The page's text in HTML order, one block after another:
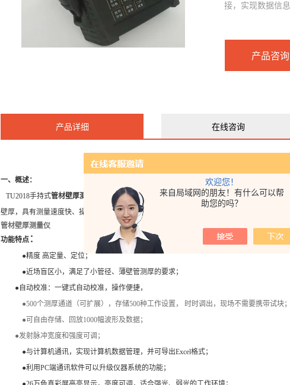
欢迎您！
来自局域网的朋友！有什么可以帮
助您的吗？
接，实现数据信
产品咨询
产品详细 在线咨询
一、概述：
TU2018手持式管材壁厚测量仪
是我公司依据超声测厚技术为管材行业研发的便携式壁厚
壁厚，具有测量速度快、操作简单、性能稳定、测量 准确、便于携带等特点，同时可与PC
管材壁厚测量仪
功能特点 ：
●精度 高定量、定位；
●近场盲区小，满足了小管径、薄壁管测厚的要求；
●自动校准：一键式自动校准，操作便捷，
●500个测厚通道（可扩展），存储500种工作设置， 时时调出，现场不需要携带试块
●可自由存储、回放1000幅波形及数据；
●发射脉冲宽度和强度可调；
●与计算机通讯，实现计算机数据管理，并可导出Excel格式；
●利用PC端通讯软件可以升级仪器系统的功能；